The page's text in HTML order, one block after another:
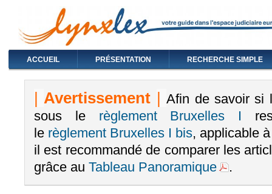
ACCUEIL PRÉSENTATION RECHERCHE SIMPLE
|Avertissement | Afin de savoir si
sous le règlement Bruxelles I
le règlement Bruxelles I bis, applicable
il est recommandé de comparer les
grâce au Tableau Panoramique .